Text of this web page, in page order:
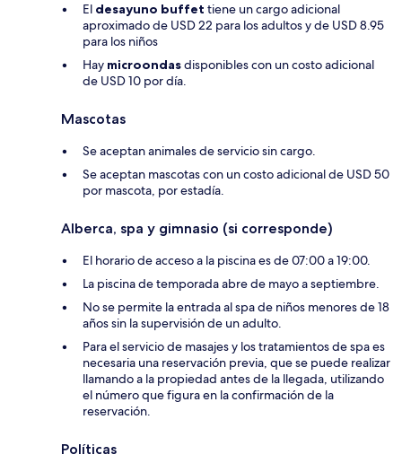
El desayuno buffet tiene un cargo adicional
aproximado de USD 22 para los adultos y de USD 8.95
para los niños
Hay microondasdisponibles con un costo adicional
de USD 10 por día.
Mascotas
Se aceptan animales de servicio sin cargo.
Se aceptan mascotas con un costo adicional de USD 50
por mascota, por estadía.
Alberca, spa y gimnasio (si corresponde)
El horario de acceso a la piscina es de 07:00 a 19:00.
La piscina de temporada abre de mayo a septiembre.
No se permite la entrada al spa de niños menores de 18
años sin la supervisión de un adulto.
Para el servicio de masajes y los tratamientos de spa es
necesaria una reservación previa, que se puede realizar
llamando a la propiedad antes de la llegada, utilizando
el número que figura en la confirmación de la
reservación.
Políticas